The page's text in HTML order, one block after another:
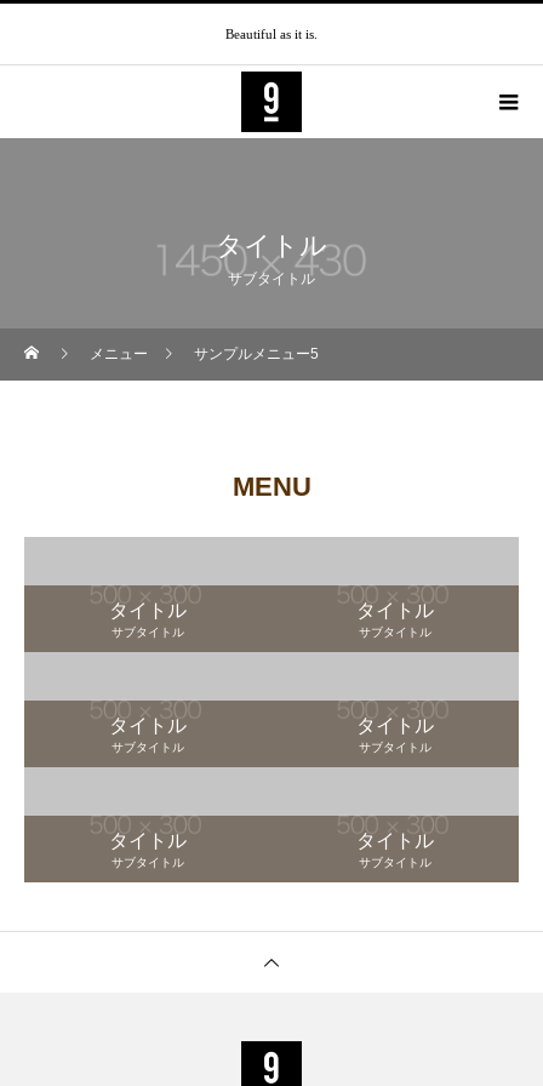
Beautiful as it is.
タイトル
サブタイトル
メニュー サンプルメニュー5
MENU
タイトル
サブタイトル
タイトル
サブタイトル
タイトル
サブタイトル
タイトル
サブタイトル
タイトル
サブタイトル
タイトル
サブタイトル